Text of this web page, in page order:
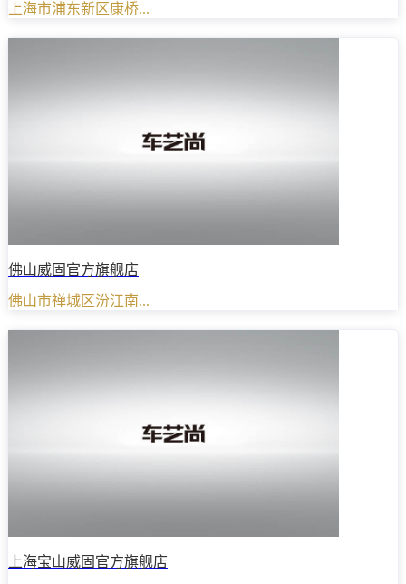
上海市浦东新区康桥...
佛山威固官方旗舰店
佛山市禅城区汾江南...
上海宝山威固官方旗舰店